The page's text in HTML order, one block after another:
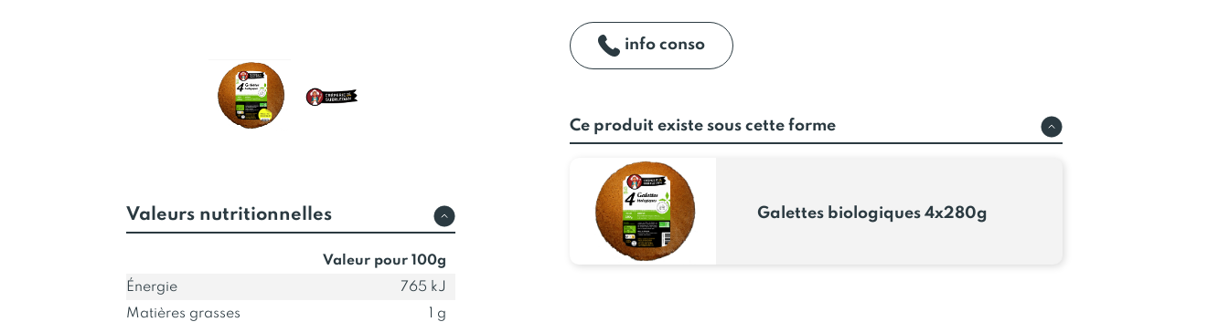
Valeurs nutritionnelles
Valeur pour 100g
Énergie
765 kJ
Matières grasses
1 g
galette au bon gout de blé noir et gourmande. Cette galette
se déguste chaude et garnie. Elle se conserve au réfrigérateur.
info conso
Ce produit existe sous cette forme
Galettes biologiques 4x280g